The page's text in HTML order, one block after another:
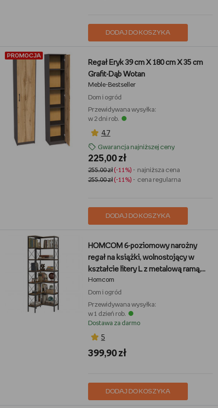
DODAJ DO KOSZYKA
PROMOCJA
Regał Eryk 39 cm X 180 cm X 35 cm
Grafit-Dąb Wotan
Meble-Bestseller
Dom i ogród
Przewidywana wysyłka:
w 2 dni rob.
4,7
Gwarancja najniższej ceny
225,00 zł
255,00 zł(-11%) - najniższa cena
255,00 zł(-11%) - cena regularna
DODAJ DO KOSZYKA
HOMCOM 6-poziomowy narożny
regał na książki, wolnostojący w
kształcie litery L z metalową ramą,
półka do przechowywania do salonu,
biura, sypialni, 60 x 60 x 200 cm,
rustykalny brąz
Homcom
Dom i ogród
Przewidywana wysyłka:
w 1 dzień rob.
Dostawa za darmo
5
399,90 zł
DODAJ DO KOSZYKA